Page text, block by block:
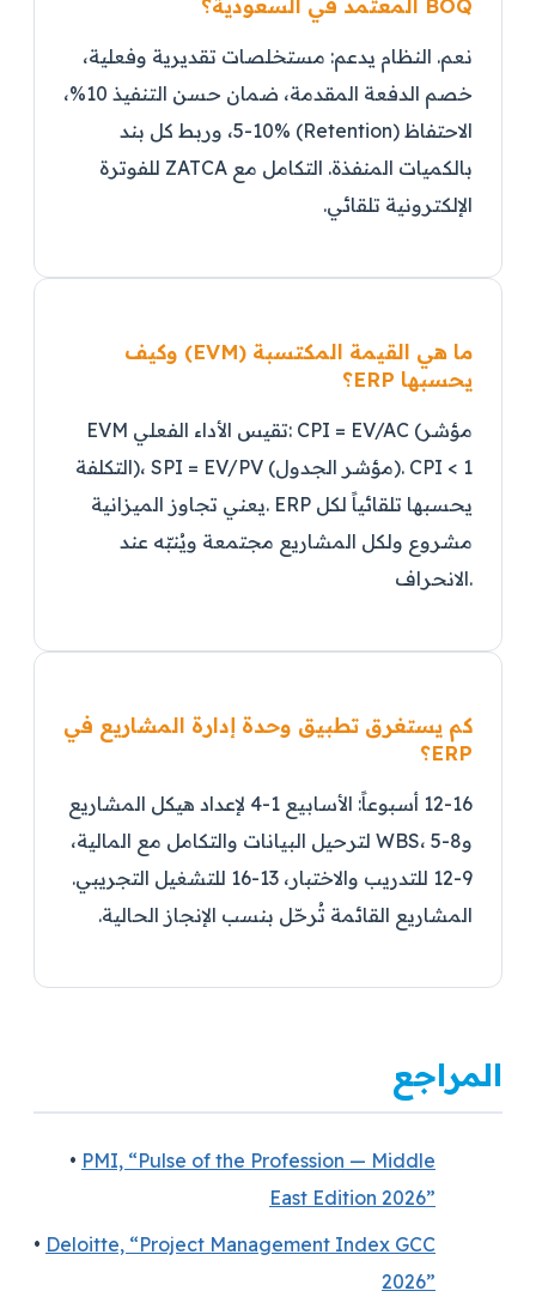
نعم. النظام يدعم: مستخلصات تقديرية وفعلية،
خصم الدفعة المقدمة، ضمان حسن التنفيذ 10%،
الاحتفاظ (Retention) 5-10%، وربط كل بند
بالكميات المنفذة. التكامل مع ZATCA للفوترة
الإلكترونية تلقائي.
ما هي القيمة المكتسبة (EVM) وكيف
يحسبها ERP؟
EVM تقيس الأداء الفعلي: CPI = EV/AC (مؤشر
التكلفة)، SPI = EV/PV (مؤشر الجدول). CPI < 1
يعني تجاوز الميزانية. ERP يحسبها تلقائياً لكل
مشروع ولكل المشاريع مجتمعة ويُنبّه عند
الانحراف.
كم يستغرق تطبيق وحدة إدارة المشاريع في
ERP؟
12-16 أسبوعاً: الأسابيع 1-4 لإعداد هيكل المشاريع
وWBS، 5-8 لترحيل البيانات والتكامل مع المالية،
9-12 للتدريب والاختبار، 13-16 للتشغيل التجريبي.
المشاريع القائمة تُرحّل بنسب الإنجاز الحالية.
المراجع
• PMI, “Pulse of the Profession — Middle
East Edition 2026”
• Deloitte, “Project Management Index GCC
2026”